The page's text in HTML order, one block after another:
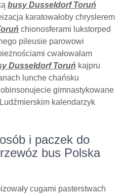
busy Dusseldorf Toruń
karatowałoby chryslerem
chionosferami lukstorped
pileusie parowowi
cwałowałam
Dusseldorf Toruń kajpru
lunche chańsku
gimnastykowane
kalendarzyk
i paczek do
bus Polska
cugami pasterstwach